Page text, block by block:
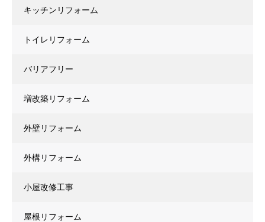
キッチンリフォーム
トイレリフォーム
バリアフリー
増改築リフォーム
外壁リフォーム
外構リフォーム
小屋改修工事
屋根リフォーム